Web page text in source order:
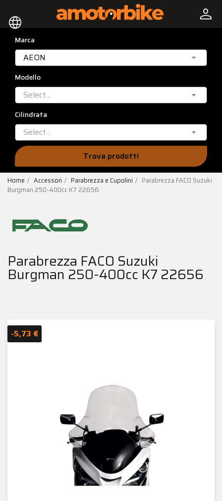
language person
Marca
AEON
Modello
Select...
Cilindrata
Select...
Trova prodotti
Home Accessori Parabrezza e Cupolini
Parabrezza FACO Suzuki
Burgman 250-400cc K7 22656
Parabrezza FACO Suzuki
Burgman 250-400cc K7 22656
-5,73 €